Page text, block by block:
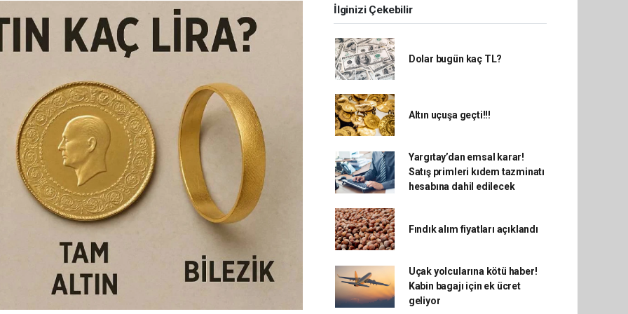
İlginizi Çekebilir
Dolar bugün kaç TL?
Altın uçuşa geçti!!!
Yargıtay’dan emsal karar!
Satış primleri kıdem tazminatı
hesabına dahil edilecek
Fındık alım fiyatları açıklandı
Uçak yolcularına kötü haber!
Kabin bagajı için ek ücret
geliyor